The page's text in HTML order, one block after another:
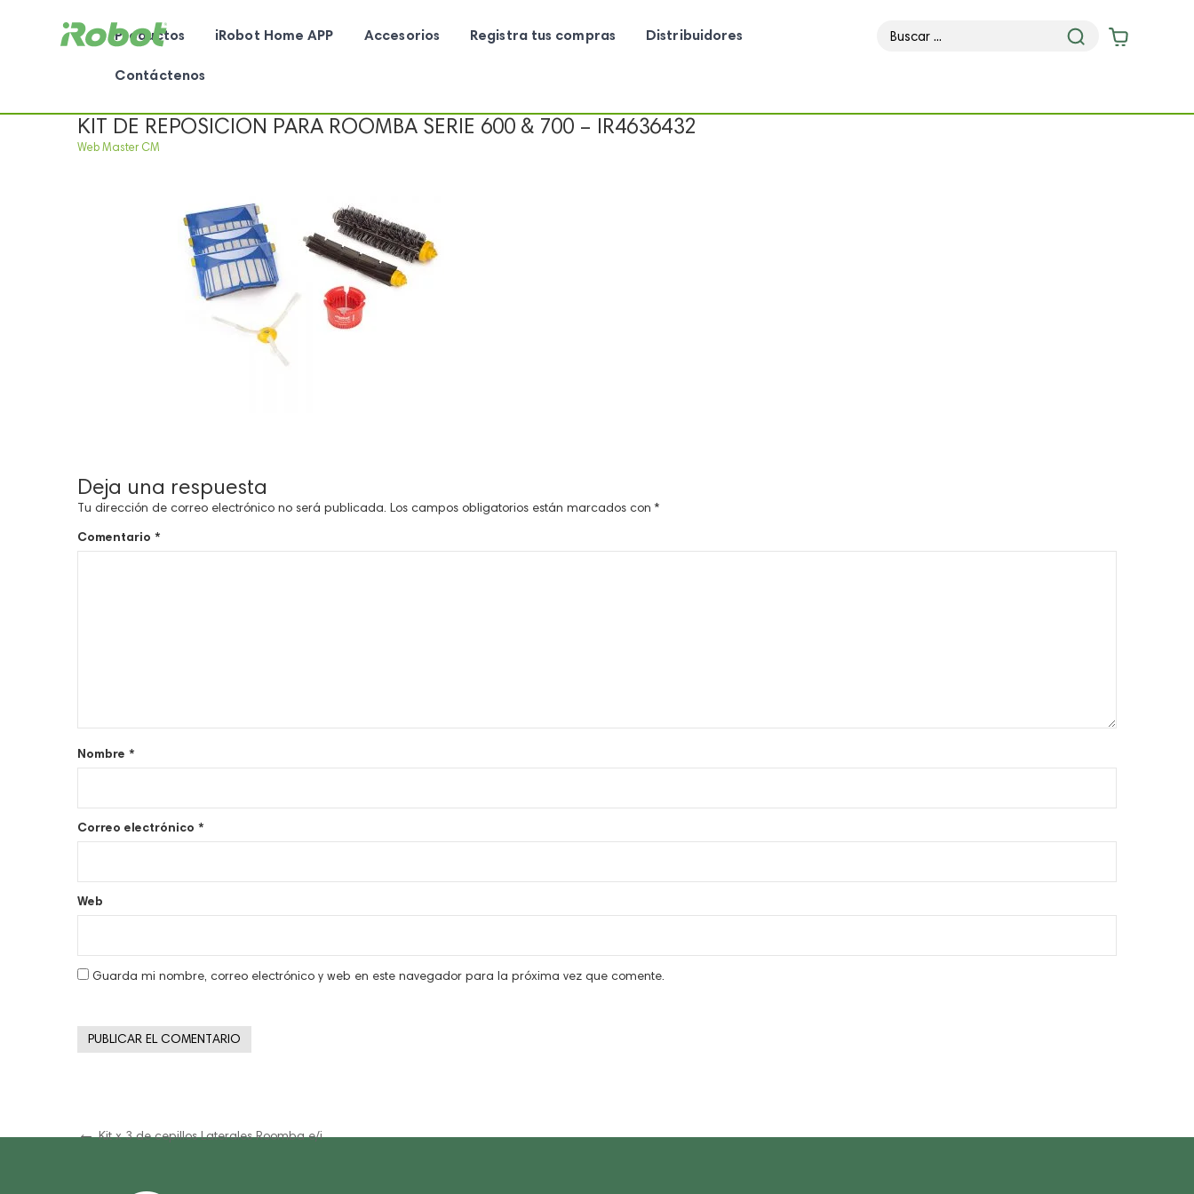
Productos iRobot Home APP Accesorios Registra tus compras Distribuidores
Contáctenos
KIT DE REPOSICION PARA ROOMBA SERIE 600 & 700 – IR4636432
Web Master CM
Deja una respuesta
Tu dirección de correo electrónico no será publicada. Los campos obligatorios están marcados con *
Comentario *
Nombre *
Correo electrónico *
Web
Guarda mi nombre, correo electrónico y web en este navegador para la próxima vez que comente.
Navegación
Previous
Kit x 3 de cepillos Laterales Roomba e/i